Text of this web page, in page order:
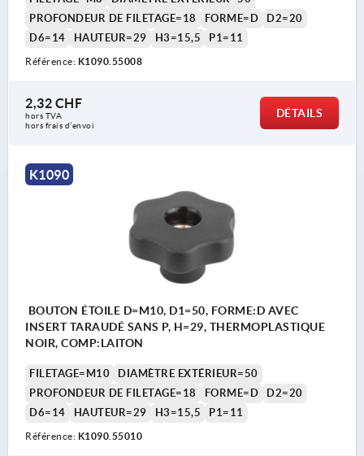
PROFONDEUR DE FILETAGE=18
FORME=D
D2=20
D6=14
HAUTEUR=29 H3=15,5 P1=11
Référence: K1090.55008
2,32 CHF
hors TVA
hors frais d’envoi
DÉTAILS
K1090
BOUTON ÉTOILE D=M10, D1=50, FORME:D AVEC
INSERT TARAUDÉ SANS P, H=29, THERMOPLASTIQUE
NOIR, COMP:LAITON
FILETAGE=M10
DIAMÈTRE EXTÉRIEUR=50
PROFONDEUR DE FILETAGE=18
FORME=D
D2=20
D6=14
HAUTEUR=29 H3=15,5 P1=11
Référence: K1090.55010